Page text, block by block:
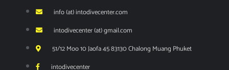
info (at) intodivecenter.com
intodivecenter (at) gmail.com
51/12 Moo 10 Jaofa 45 83130 Chalong Muang Phuket
intodivecenter